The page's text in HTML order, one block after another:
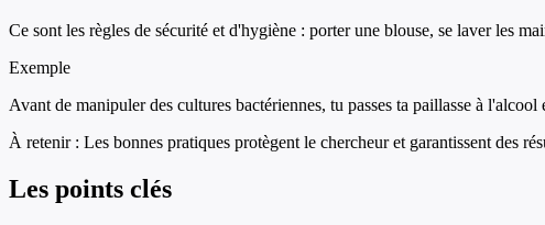
Ce sont les règles de sécurité et d'hygiène : porter une blouse, se laver les
Exemple
Avant de manipuler des cultures bactériennes, tu passes ta paillasse à
À retenir : Les bonnes pratiques protègent le chercheur et garantissent des
Les points clés